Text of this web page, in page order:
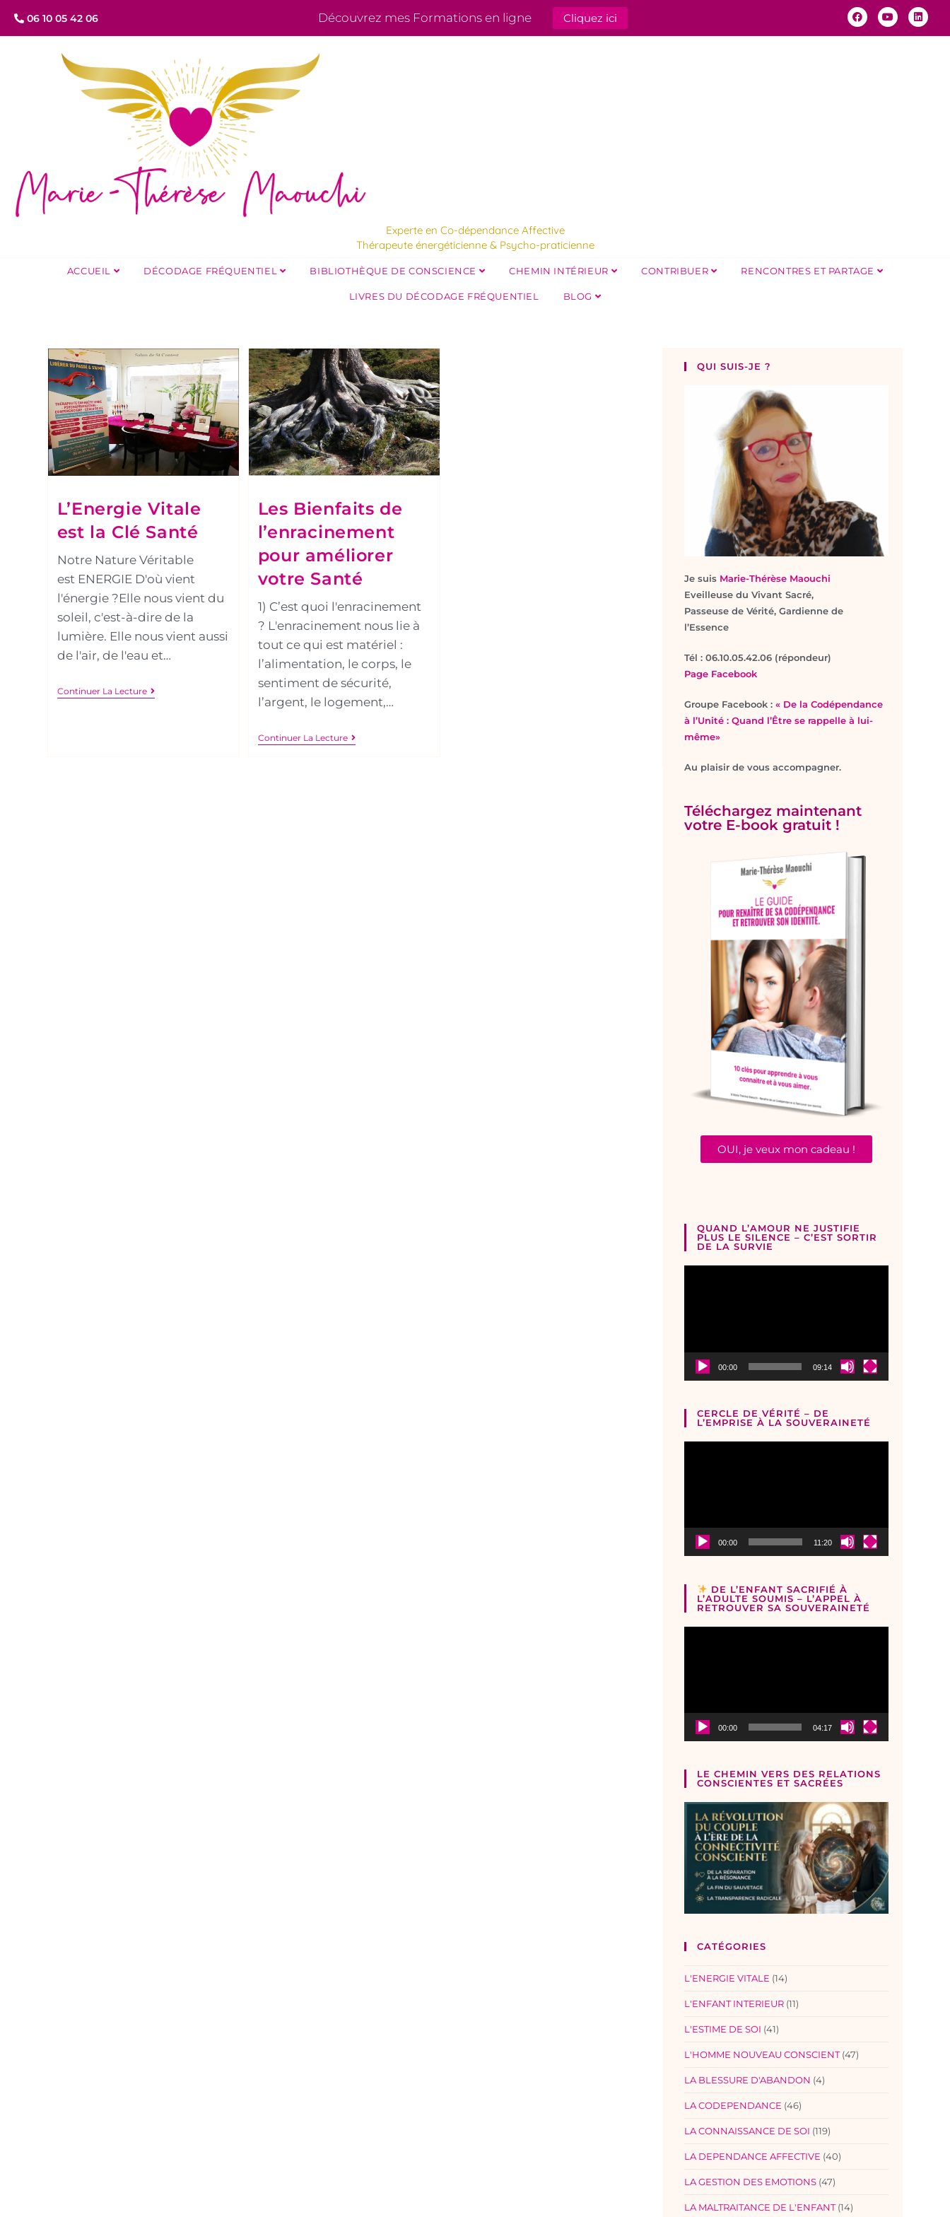
06 10 05 42 06 Découvrez mes Formations en ligne Cliquez ici
Experte en Co-dépendance Affective
Thérapeute énergéticienne & Psycho-praticienne
ACCUEIL DÉCODAGE FRÉQUENTIEL BIBLIOTHÈQUE DE CONSCIENCE CHEMIN INTÉRIEUR CONTRIBUER RENCONTRES ET PARTAGE
LIVRES DU DÉCODAGE FRÉQUENTIEL BLOG
L’Energie Vitale
est la Clé Santé
Notre Nature Véritable
est ENERGIE D'où vient
l'énergie ?Elle nous vient du
soleil, c'est-à-dire de la
lumière. Elle nous vient aussi
de l'air, de l'eau et…
Continuer La Lecture
Les Bienfaits de
l’enracinement
pour améliorer
votre Santé
1) C’est quoi l'enracinement
? L'enracinement nous lie à
tout ce qui est matériel :
l’alimentation, le corps, le
sentiment de sécurité,
l’argent, le logement,…
Continuer La Lecture
QUI SUIS-JE ?
Je suis Marie-Thérèse Maouchi
Eveilleuse du Vivant Sacré,
Passeuse de Vérité, Gardienne de
l’Essence
Tél : 06.10.05.42.06 (répondeur)
Page Facebook
Groupe Facebook :« De la Codépendance
à l’Unité : Quand l’Être se rappelle à lui-
même»
Au plaisir de vous accompagner.
Téléchargez maintenant
votre E-book gratuit !
OUI, je veux mon cadeau !
QUAND L’AMOUR NE JUSTIFIE
PLUS LE SILENCE – C’EST SORTIR
DE LA SURVIE
00:00 09:14
CERCLE DE VÉRITÉ – DE
L’EMPRISE À LA SOUVERAINETÉ
00:00 11:20
DE L’ENFANT SACRIFIÉ À
L’ADULTE SOUMIS – L’APPEL À
RETROUVER SA SOUVERAINETÉ
00:00 04:17
LE CHEMIN VERS DES RELATIONS
CONSCIENTES ET SACRÉES
CATÉGORIES
L'ENERGIE VITALE (14)
L'ENFANT INTERIEUR (11)
L'ESTIME DE SOI (41)
L'HOMME NOUVEAU CONSCIENT (47)
LA BLESSURE D'ABANDON (4)
LA CODEPENDANCE (46)
LA CONNAISSANCE DE SOI (119)
LA DEPENDANCE AFFECTIVE (40)
LA GESTION DES EMOTIONS (47)
LA MALTRAITANCE DE L'ENFANT (14)